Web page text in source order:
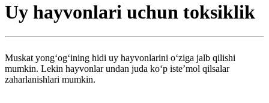
Uy hayvonlari uchun toksiklik
Muskat yongʻogʻining hidi uy hayvonlarini oʻziga jalb qilishi
mumkin. Lekin hayvonlar undan juda koʻp isteʼmol qilsalar
zaharlanishlari mumkin.